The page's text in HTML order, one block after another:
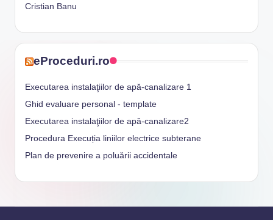
Cristian Banu
eProceduri.ro
Executarea instalaţiilor de apă-canalizare 1
Ghid evaluare personal - template
Executarea instalaţiilor de apă-canalizare2
Procedura Execuția liniilor electrice subterane
Plan de prevenire a poluării accidentale